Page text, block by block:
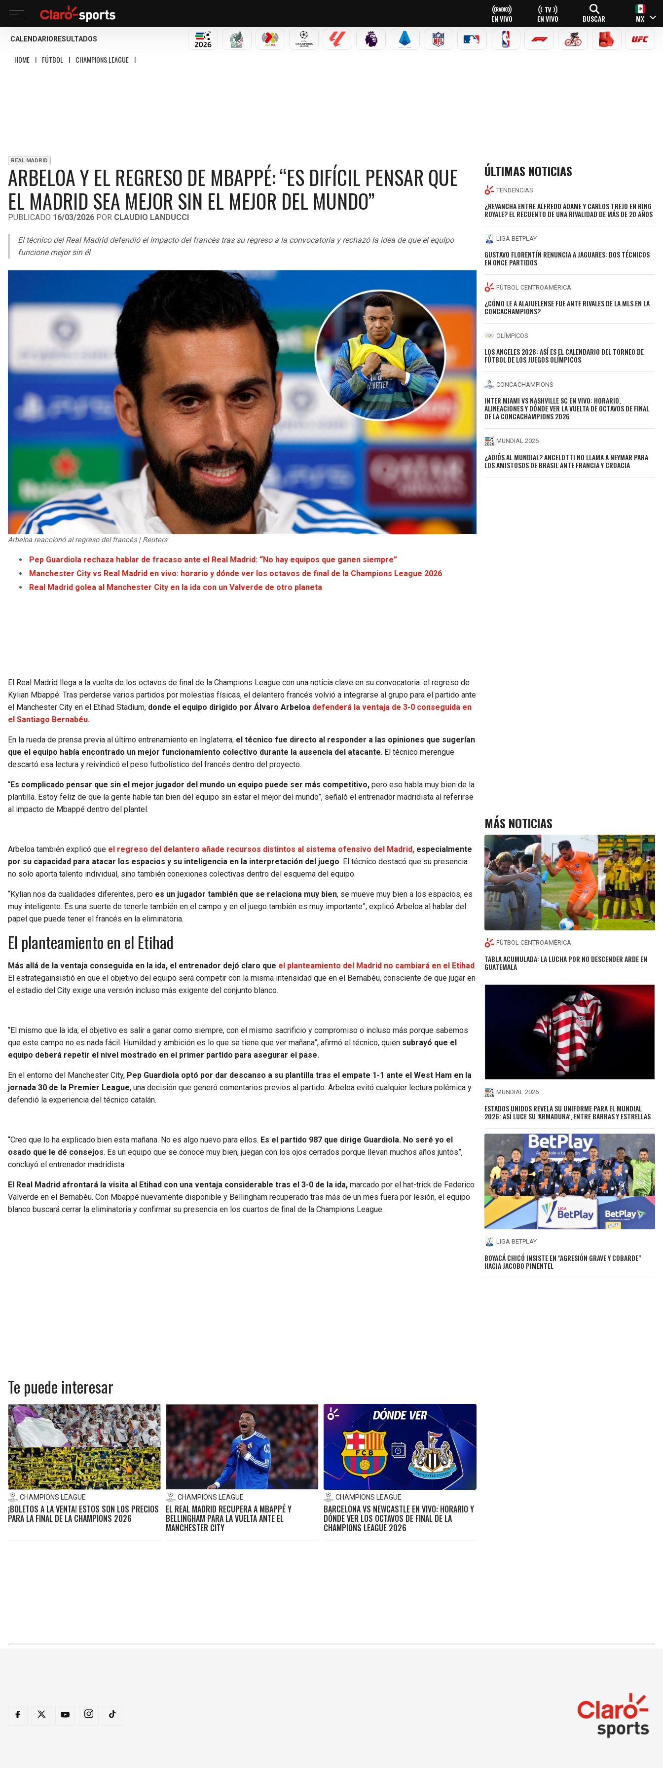
EN VIVO EN VIVO BUSCAR MX
CALENDARIO RESULTADOS
MUNDIAL 2026SELECCIÓN MEXICANA
LIGA MX CHAMPIONS LEAGUE
LALIGA PREMIER LEAGUE
SERIE A NFL MLB NBA FÓRMULA 1CICLISMOBOXEO UFC
HOME I FÚTBOL I CHAMPIONS LEAGUE I
REAL MADRID
ARBELOA Y EL REGRESO DE MBAPPÉ: “ES DIFÍCIL PENSAR QUE
EL MADRID SEA MEJOR SIN EL MEJOR DEL MUNDO”
PUBLICADO 16/03/2026 POR CLAUDIO LANDUCCI
El técnico del Real Madrid defendió el impacto del francés tras su regreso a la convocatoria y rechazó la idea de que el equipo
funcione mejor sin él
Arbeloa reaccionó al regreso del francés | Reuters
Pep Guardiola rechaza hablar de fracaso ante el Real Madrid: “No hay equipos que ganen siempre”
Manchester City vs Real Madrid en vivo: horario y dónde ver los octavos de final de la Champions League 2026
Real Madrid golea al Manchester City en la ida con un Valverde de otro planeta
El Real Madrid llega a la vuelta de los octavos de final de la Champions League con una noticia clave en su convocatoria: el regreso de
Kylian Mbappé. Tras perderse varios partidos por molestias físicas, el delantero francés volvió a integrarse al grupo para el partido ante
el Manchester City en el Etihad Stadium, donde el equipo dirigido por Álvaro Arbeloa defenderá la ventaja de 3-0 conseguida en
el Santiago Bernabéu.
En la rueda de prensa previa al último entrenamiento en Inglaterra, el técnico fue directo al responder a las opiniones que sugerían
que el equipo había encontrado un mejor funcionamiento colectivo durante la ausencia del atacante. El técnico merengue
descartó esa lectura y reivindicó el peso futbolístico del francés dentro del proyecto.
“Es complicado pensar que sin el mejor jugador del mundo un equipo puede ser más competitivo, pero eso habla muy bien de la
plantilla. Estoy feliz de que la gente hable tan bien del equipo sin estar el mejor del mundo”, señaló el entrenador madridista al referirse
al impacto de Mbappé dentro del plantel.
Arbeloa también explicó que el regreso del delantero añade recursos distintos al sistema ofensivo del Madrid, especialmente
por su capacidad para atacar los espacios y su inteligencia en la interpretación del juego. El técnico destacó que su presencia
no solo aporta talento individual, sino también conexiones colectivas dentro del esquema del equipo.
“Kylian nos da cualidades diferentes, pero es un jugador también que se relaciona muy bien, se mueve muy bien a los espacios, es
muy inteligente. Es una suerte de tenerle también en el campo y en el juego también es muy importante”, explicó Arbeloa al hablar del
papel que puede tener el francés en la eliminatoria.
El planteamiento en el Etihad
Más allá de la ventaja conseguida en la ida, el entrenador dejó claro que el planteamiento del Madrid no cambiará en el Etihad.
El estrategainsistió en que el objetivo del equipo será competir con la misma intensidad que en el Bernabéu, consciente de que jugar en
el estadio del City exige una versión incluso más exigente del conjunto blanco.
“El mismo que la ida, el objetivo es salir a ganar como siempre, con el mismo sacrificio y compromiso o incluso más porque sabemos
que este campo no es nada fácil. Humildad y ambición es lo que se tiene que ver mañana”, afirmó el técnico, quien subrayó que el
equipo deberá repetir el nivel mostrado en el primer partido para asegurar el pase.
En el entorno del Manchester City, Pep Guardiola optó por dar descanso a su plantilla tras el empate 1-1 ante el West Ham en la
jornada 30 de la Premier League, una decisión que generó comentarios previos al partido. Arbeloa evitó cualquier lectura polémica y
defendió la experiencia del técnico catalán.
“Creo que lo ha explicado bien esta mañana. No es algo nuevo para ellos. Es el partido 987 que dirige Guardiola. No seré yo el
osado que le dé consejos. Es un equipo que se conoce muy bien, juegan con los ojos cerrados porque llevan muchos años juntos”,
concluyó el entrenador madridista.
El Real Madrid afrontará la visita al Etihad con una ventaja considerable tras el 3-0 de la ida, marcado por el hat-trick de Federico
Valverde en el Bernabéu. Con Mbappé nuevamente disponible y Bellingham recuperado tras más de un mes fuera por lesión, el equipo
blanco buscará cerrar la eliminatoria y confirmar su presencia en los cuartos de final de la Champions League.
Te puede interesar
CHAMPIONS LEAGUE
¡BOLETOS A LA VENTA! ESTOS SON LOS PRECIOS
PARA LA FINAL DE LA CHAMPIONS 2026
CHAMPIONS LEAGUE
EL REAL MADRID RECUPERA A MBAPPÉ Y
BELLINGHAM PARA LA VUELTA ANTE EL
MANCHESTER CITY
CHAMPIONS LEAGUE
BARCELONA VS NEWCASTLE EN VIVO: HORARIO Y
DÓNDE VER LOS OCTAVOS DE FINAL DE LA
CHAMPIONS LEAGUE 2026
ÚLTIMAS NOTICIAS
TENDENCIAS
¿REVANCHA ENTRE ALFREDO ADAME Y CARLOS TREJO EN RING
ROYALE? EL RECUENTO DE UNA RIVALIDAD DE MÁS DE 20 AÑOS
LIGA BETPLAY
GUSTAVO FLORENTÍN RENUNCIA A JAGUARES: DOS TÉCNICOS
EN ONCE PARTIDOS
FÚTBOL CENTROAMÉRICA
¿CÓMO LE A ALAJUELENSE FUE ANTE RIVALES DE LA MLS EN LA
CONCACHAMPIONS?
OLÍMPICOS
LOS ANGELES 2028: ASÍ ES EL CALENDARIO DEL TORNEO DE
FÚTBOL DE LOS JUEGOS OLÍMPICOS
CONCACHAMPIONS
INTER MIAMI VS NASHVILLE SC EN VIVO: HORARIO,
ALINEACIONES Y DÓNDE VER LA VUELTA DE OCTAVOS DE FINAL
DE LA CONCACHAMPIONS 2026
MUNDIAL 2026
¿ADIÓS AL MUNDIAL? ANCELOTTI NO LLAMA A NEYMAR PARA
LOS AMISTOSOS DE BRASIL ANTE FRANCIA Y CROACIA
MÁS NOTICIAS
FÚTBOL CENTROAMÉRICA
TABLA ACUMULADA: LA LUCHA POR NO DESCENDER ARDE EN
GUATEMALA
MUNDIAL 2026
ESTADOS UNIDOS REVELA SU UNIFORME PARA EL MUNDIAL
2026: ASÍ LUCE SU ‘ARMADURA’, ENTRE BARRAS Y ESTRELLAS
LIGA BETPLAY
BOYACÁ CHICÓ INSISTE EN "AGRESIÓN GRAVE Y COBARDE"
HACIA JACOBO PIMENTEL